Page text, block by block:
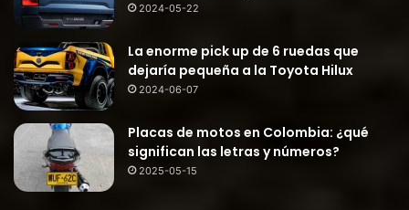
2024-05-22
La enorme pick up de 6 ruedas que
dejaría pequeña a la Toyota Hilux
2024-06-07
Placas de motos en Colombia: ¿qué
significan las letras y números?
2025-05-15